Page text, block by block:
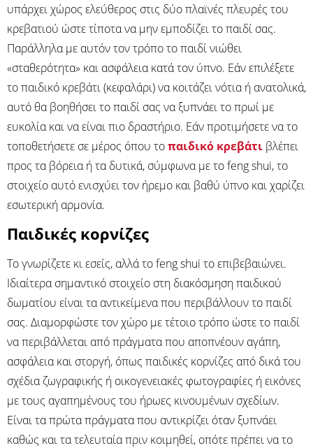
υπάρχει χώρος ελεύθερος στις δύο πλαϊνές πλευρές του
κρεβατιού ώστε τίποτα να μην εμποδίζει το παιδί σας.
Παράλληλα με αυτόν τον τρόπο το παιδί νιώθει
«σταθερότητα» και ασφάλεια κατά τον ύπνο. Εάν επιλέξετε
το παιδικό κρεβάτι (κεφαλάρι) να κοιτάζει νότια ή ανατολικά,
αυτό θα βοηθήσει το παιδί σας να ξυπνάει το πρωί με
ευκολία και να είναι πιο δραστήριο. Εάν προτιμήσετε να το
τοποθετήσετε σε μέρος όπου τοπαιδικό κρεβάτι βλέπει
προς τα βόρεια ή τα δυτικά, σύμφωνα με το feng shui, το
στοιχείο αυτό ενισχύει τον ήρεμο και βαθύ ύπνο και χαρίζει
εσωτερική αρμονία.
Παιδικές κορνίζες
Το γνωρίζετε κι εσείς, αλλά το feng shui το επιβεβαιώνει.
Ιδιαίτερα σημαντικό στοιχείο στη διακόσμηση παιδικού
δωματίου είναι τα αντικείμενα που περιβάλλουν το παιδί
σας. Διαμορφώστε τον χώρο με τέτοιο τρόπο ώστε το παιδί
να περιβάλλεται από πράγματα που αποπνέουν αγάπη,
ασφάλεια και στοργή, όπως παιδικές κορνίζες από δικά του
σχέδια ζωγραφικής ή οικογενειακές φωτογραφίες ή εικόνες
με τους αγαπημένους του ήρωες κινουμένων σχεδίων.
Είναι τα πρώτα πράγματα που αντικρίζει όταν ξυπνάει
καθώς και τα τελευταία πριν κοιμηθεί, οπότε πρέπει να το